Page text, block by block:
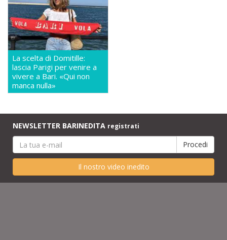
La scelta di Domitille:
lascia Parigi per venire a
vivere a Bari. «Qui non
manca nulla»
NEWSLETTER BARINEDITA registrati
Il nostro video inedito